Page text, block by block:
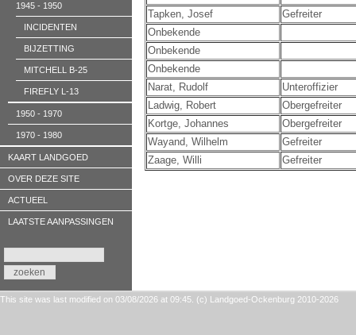
1945 - 1950
INCIDENTEN
BIJZETTING
MITCHELL B-25
FIREFLY L-13
1950 - 1970
1970 - 1980
KAART LANDGOED
OVER DEZE SITE
ACTUEEL
LAATSTE AANPASSINGEN
Tapken, Josef
Gefreiter
Onbekende
Onbekende
Onbekende
Narat, Rudolf
Unteroffizier
Ladwig, Robert
Obergefreiter
Kortge, Johannes
Obergefreiter
Wayand, Wilhelm
Gefreiter
Zaage, Willi
Gefreiter
This site was last modified on 03/08/2026 at 09:45. (c) Landgoed-Ockenburg 2010-2026